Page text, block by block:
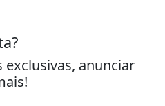
exclusivas, anunciar